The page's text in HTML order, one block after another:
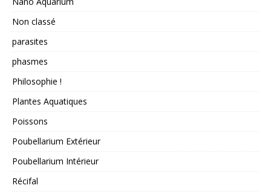
Non classé
parasites
phasmes
Philosophie !
Plantes Aquatiques
Poissons
Poubellarium Extérieur
Poubellarium Intérieur
Récifal